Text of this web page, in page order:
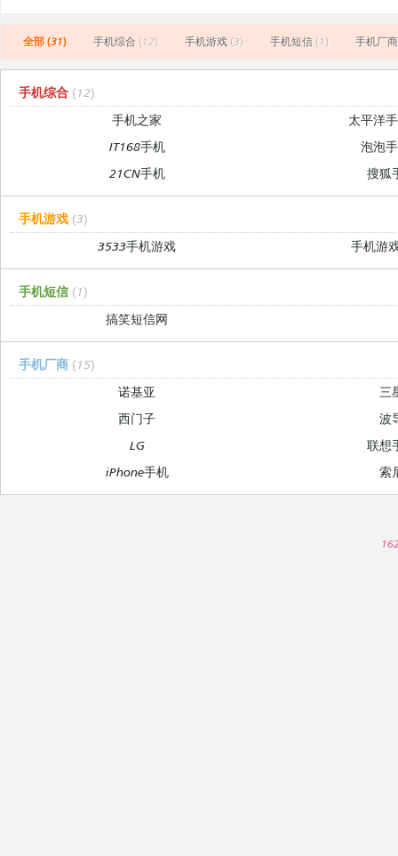
全部 (31) 手机综合 (12) 手机游戏 (3) 手机短信 (1) 手机厂商
手机综合 (12)
手机之家
太平洋
IT168手机
泡泡
21CN手机
搜狐
手机游戏 (3)
3533手机游戏
手机游
手机短信 (1)
搞笑短信网
手机厂商 (15)
诺基亚
三
西门子
波
LG
联想
iPhone手机
索